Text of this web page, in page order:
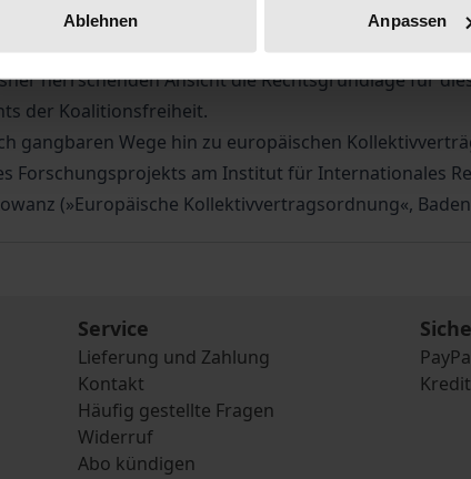
Ablehnen Anpassen
Behauptung, es gebe keinen Bedarf für
europäischer Kollektivverhandlungen. In Art. 4 des
herrschenden Ansicht die Rechtsgrundlage für
der Koalitionsfreiheit.
gangbaren Wege hin zu europäischen
Forschungsprojekts am Institut für Internationales
(»Europäische Kollektivvertragsordnung«,
Service
Lieferung und Zahlung
Kontakt
Häufig gestellte Fragen
Widerruf
Abo kündigen